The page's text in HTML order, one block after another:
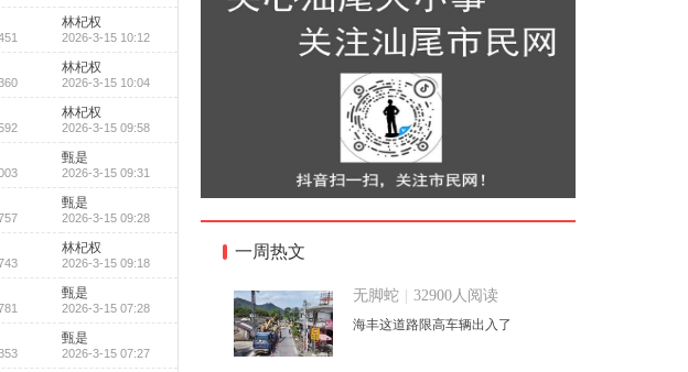
林杞权
2026-3-15 10:12
林杞权
2026-3-15 10:04
林杞权
2026-3-15 09:58
甄是
2026-3-15 09:31
甄是
2026-3-15 09:28
林杞权
2026-3-15 09:18
甄是
2026-3-15 07:28
甄是
2026-3-15 07:27
一周热文
无脚蛇 32900人阅读
海丰这道路限高车辆出入了